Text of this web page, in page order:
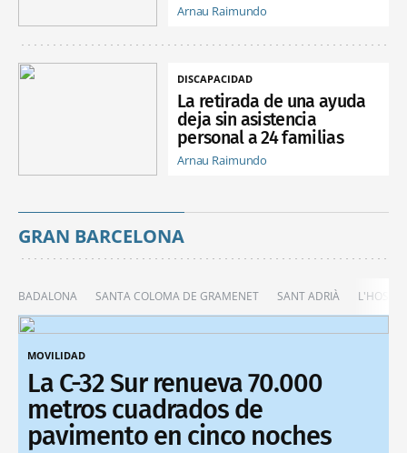
Arnau Raimundo
DISCAPACIDAD
La retirada de una ayuda
deja sin asistencia
personal a 24 familias
Arnau Raimundo
GRAN BARCELONA
BADALONA SANTA COLOMA DE GRAMENET SANT ADRIÀ
MOVILIDAD
La C-32 Sur renueva 70.000
metros cuadrados de
pavimento en cinco noches